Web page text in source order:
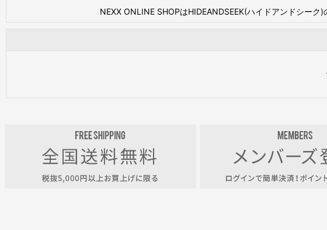
NEXX ONLINE SHOPはHIDEANDSEEK(ハイドアンドシー